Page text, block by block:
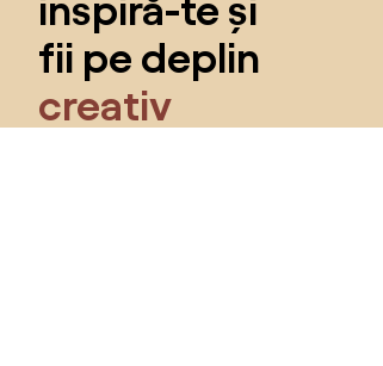
inspiră-te și
fii pe deplin
creativ